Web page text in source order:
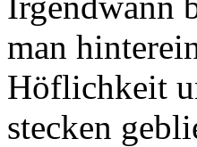
man
Höflichkeit
stecken